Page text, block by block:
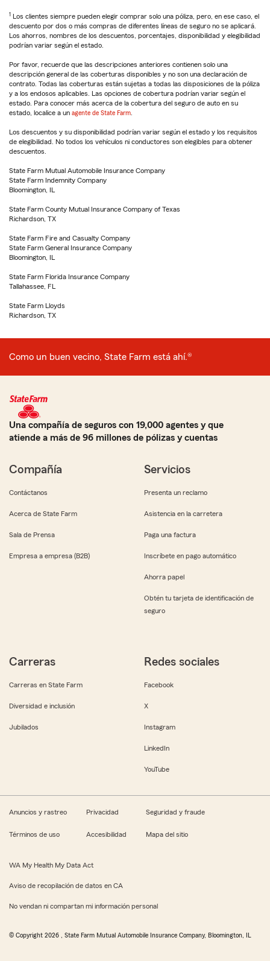
1 Los clientes siempre pueden elegir comprar solo una póliza, pero, en ese caso, el
descuento por dos o más compras de diferentes líneas de seguro no se aplicará.
Los ahorros, nombres de los descuentos, porcentajes, disponibilidad y elegibilidad
podrían variar según el estado.
Por favor, recuerde que las descripciones anteriores contienen solo una
descripción general de las coberturas disponibles y no son una declaración de
contrato. Todas las coberturas están sujetas a todas las disposiciones de la póliza
y a los endosos aplicables. Las opciones de cobertura podrían variar según el
estado. Para conocer más acerca de la cobertura del seguro de auto en su
estado, localice a un agente de State Farm
Los descuentos y su disponibilidad podrían variar según el estado y los requisitos
de elegibilidad. No todos los vehículos ni conductores son elegibles para obtener
descuentos.
State Farm Mutual Automobile Insurance Company
State Farm Indemnity Company
Bloomington, IL
State Farm County Mutual Insurance Company of Texas
Richardson, TX
State Farm Fire and Casualty Company
State Farm General Insurance Company
Bloomington, IL
State Farm Florida Insurance Company
Tallahassee, FL
State Farm Lloyds
Richardson, TX
Como un buen vecino, State Farm está ahí.®
Una compañía de seguros con 19,000 agentes y que
atiende a más de 96 millones de pólizas y cuentas
Compañía
Contáctanos
Acerca de State Farm
Sala de Prensa
Empresa a empresa (B2B)
Servicios
Presenta un reclamo
Asistencia en la carretera
Paga una factura
Inscríbete en pago automático
Ahorra papel
Obtén tu tarjeta de identificación de
seguro
Carreras
Carreras en State Farm
Diversidad e inclusión
Jubilados
Redes sociales
Facebook
X
Instagram
LinkedIn
YouTube
Anuncios y rastreo Privacidad Seguridad y fraude
Términos de uso Accesibilidad Mapa del sitio
WA My Health My Data Act
Aviso de recopilación de datos en CA
No vendan ni compartan mi información personal
© Copyright 2026 , State Farm Mutual Automobile Insurance Company, Bloomington, IL